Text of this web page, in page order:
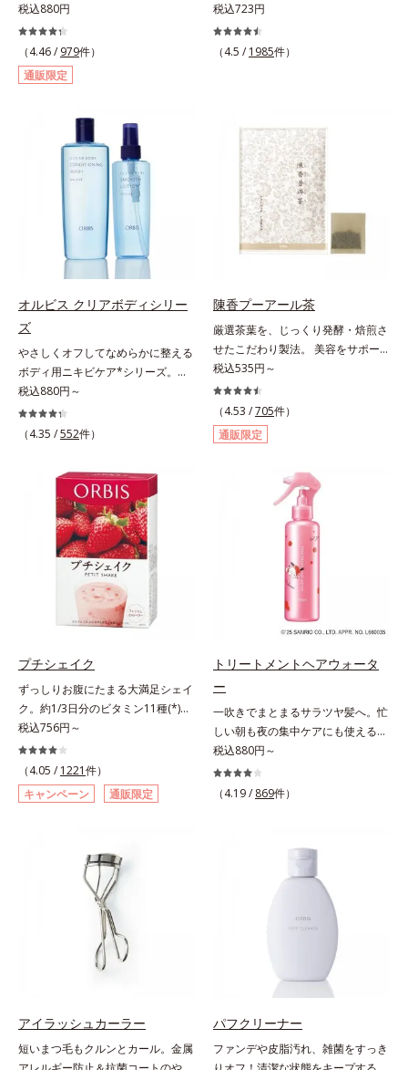
を防ぐ。気になる汗や汗ジミ、ニオ
イの対策に薬用エチケットアイテ
ム。パウダー配合のジェルが、肌に
ピタッと密着。3つの植物成分がニ
オイを防ぎ、わずかなニオイもしっ
合なので、塗った後ベタつかずお肌
はサラサラ。汗ジミの心配もありま
せん。スプレーのように音がでたり
飛び散ったりしないので、外出先で
もまわりを気にせず使えます。ジェ
ルならではの確かな効果と快適な使
いごこちのデオドラント剤です。
税込880円
（4.46 / 979件）
通販限定
ッチンでも使用できる万能型ハンド
クリーム。常に外気にさらされてい
る上、もともと皮脂分泌が少ない手
れを防止します。また、リピジュア
（R）−NR(*) が手肌にピタッと密着
して、うるおいバリアを作り乾燥な
どの外部刺激から手肌を徹底ガード
するので、しっとり感がずっと続き
ます。* ポリクオタニウム-61（リ
ピジュアは、日油株式会社の登録商
税込723円
（4.5 / 1985件）
オルビス クリアボディシリー
ズ
やさしくオフしてなめらかに整える
ボディ用ニキビケア*シリーズ。背
中や胸元は皮脂が多く、意外とニキ
ビのできやすい部分です。顔と背中
では皮膚の厚みが違うから、すべす
スではボディのニキビケア(*)のため
に、たっぷりの泡でやさしく洗う洗
浄料と、手軽にシュッとひと吹きで
きるスプレータイプのローションの
2ステップをご用意しています。洗
浄料もローションも、肌へのやさし
さに配慮した無油分・無香料・無着
色。清涼成分のメントール配合で、
* ニキビ・肌荒れを防ぐ
税込880円～
（4.35 /552件）
陳香プーアール茶
厳選茶葉を、じっくり発酵・焙煎さ
せたこだわり製法。 美容をサポー
トする没食子（ポリフェノール）配
合で、 本格的な味と美容ケアが楽
しめます。。胃腸にやさしい0kcal
の、ダイエット中にうれしいプ―ア
ール茶です。ホットでもアイスでも
アール茶“陳香（ツンシャン）”と
は、芳醇な香りとまろやかな味わい
を持つ、ハイグレードなプーアール
茶の証しです。独自の焙煎方式を採
用し、茶成分が浸出しやすい若葉だ
けを使用しました。特有の没食子酸
（ボッショクシサン）がダイエット
をサポート。香ばしく、まろやかな
味わいで、毎日の食事といっしょに
お召し上がりいただけます。
税込535円～
（4.53 /705件）
通販限定
プチシェイク
ずっしりお腹にたまる大満足シェイ
ク。約1/3日分のビタミン11種(*)・
鉄分・食物繊維配合でダイエットと
美容をしっかりサポート。食事とお
きかえるだけで簡単にカロリーを抑
えつつ、果実のいいところをまるご
と使って栄養バランスUP。食物繊
なダイエットを後押しします。さら
に牛乳以外に、豆乳やヨーグルトに
も混ぜることができ、気分や摂りた
い栄養、空腹具合に合わせて食べ方
のアレンジは自由自在！自然な果実
の味を活かした美味しさで、ハッピ
ーなダイエットを目指します。* ビ
D、E、ナイアシン、パントテン
酸、葉酸各商品の詳しい情報は商品
ページをご覧ください。・BEAUTY
税込756円～
（4.05 / 1221件）
キャンペーン
通販限定
トリートメントヘアウォータ
ー
一吹きでまとまるサラツヤ髪へ。忙
しい朝も夜の集中ケアにも使える美
髪ミスト。シュッとひと吹きで、理
想の髪になれるトリートメント。傷
んだ髪のケアは毛先だけでなく、髪
うから、誰でも簡単にプロ仕上げが
分で、髪のまとまりやサラサラな指
通りを大きく左右する重要な美髪成
分「18-MEA(*)」。毎日の生活の中
で失われやすいため、すき間にダイ
レクトに補うことで、瞬時に傷みの
ないなめらかなツヤ髪に導きます。
髪の内側のダメージもしっかり補修
するから、仕上がりは驚くほどふわ
使えば、サロン帰りのようななめら
税込880円～
（4.19 / 869件）
アイラッシュカーラー
短いまつ毛もクルンとカール。金属
パフクリーナー
ファンデや皮脂汚れ、雑菌をすっき